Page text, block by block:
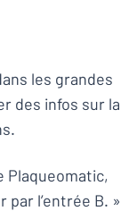
les grandes
des infos sur la
Plaqueomatic,
l’entrée B. »